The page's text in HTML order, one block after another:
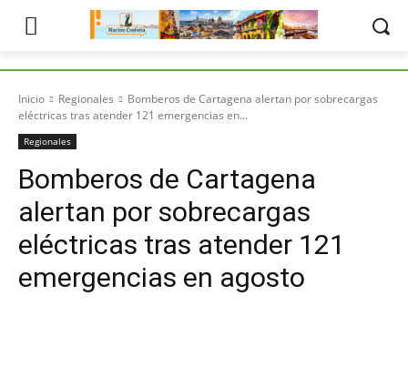
Inicio Regionales
Bomberos de Cartagena alertan por sobrecargas
eléctricas tras atender 121 emergencias en...
Regionales
Bomberos de Cartagena
alertan por sobrecargas
eléctricas tras atender 121
emergencias en agosto